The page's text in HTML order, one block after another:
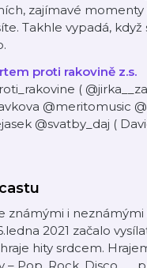
zajímavé
Takhle vypadá, když
proti rakovině z.s.
(
@meritomusic
@svatby_daj (
známými i
2021 začalo
hity srdcem.